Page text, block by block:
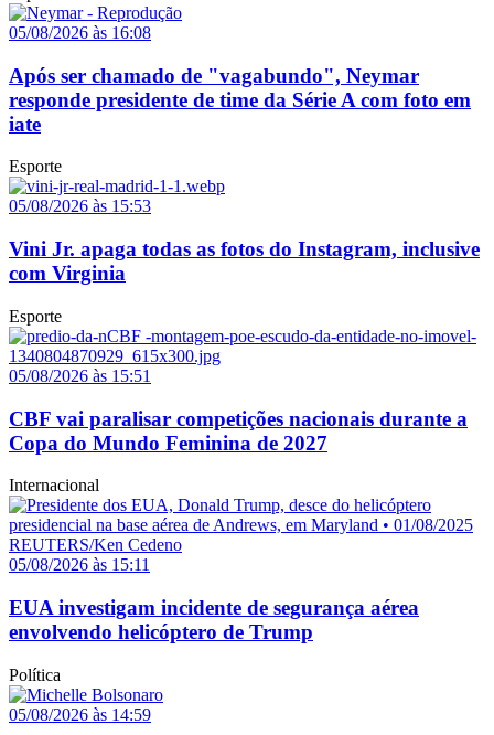
05/08/2026 às 16:08
Após ser chamado de "vagabundo", Neymar
responde presidente de time da Série A com foto em
iate
Esporte
05/08/2026 às 15:53
Vini Jr. apaga todas as fotos do Instagram, inclusive
com Virginia
Esporte
05/08/2026 às 15:51
CBF vai paralisar competições nacionais durante a
Copa do Mundo Feminina de 2027
Internacional
05/08/2026 às 15:11
EUA investigam incidente de segurança aérea
envolvendo helicóptero de Trump
Política
05/08/2026 às 14:59